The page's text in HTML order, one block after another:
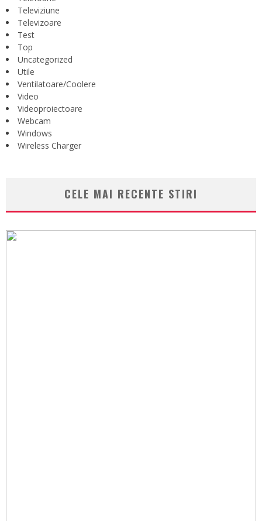
Televiziune
Televizoare
Test
Top
Uncategorized
Utile
Ventilatoare/Coolere
Video
Videoproiectoare
Webcam
Windows
Wireless Charger
CELE MAI RECENTE STIRI